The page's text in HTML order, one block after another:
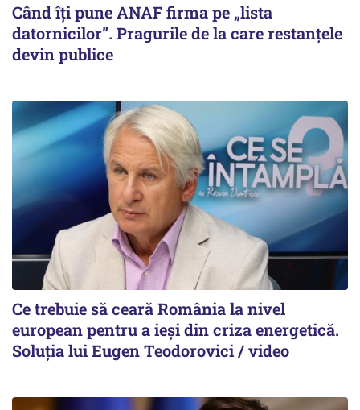
Când îți pune ANAF firma pe „lista
datornicilor”. Pragurile de la care restanțele
devin publice
Ce trebuie să ceară România la nivel
european pentru a ieși din criza energetică.
Soluția lui Eugen Teodorovici / video